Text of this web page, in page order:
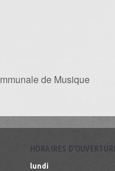
de Musique
HORAIRES
lundi